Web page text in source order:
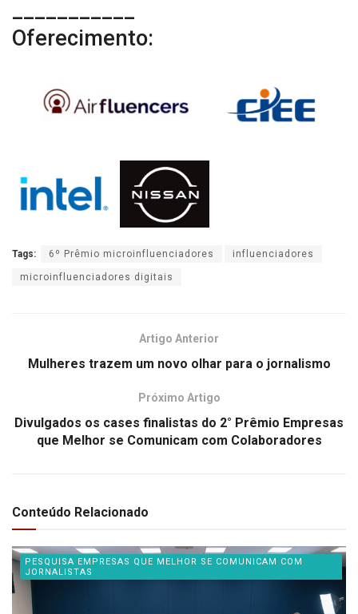
Oferecimento:
Tags: 6º Prêmio microinfluenciadores influenciadores
microinfluenciadores digitais
Artigo Anterior
Mulheres trazem um novo olhar para o jornalismo
Próximo Artigo
Divulgados os cases finalistas do 2° Prêmio Empresas
que Melhor se Comunicam com Colaboradores
Conteúdo Relacionado
PESQUISA EMPRESAS QUE MELHOR SE COMUNICAM COM
JORNALISTAS